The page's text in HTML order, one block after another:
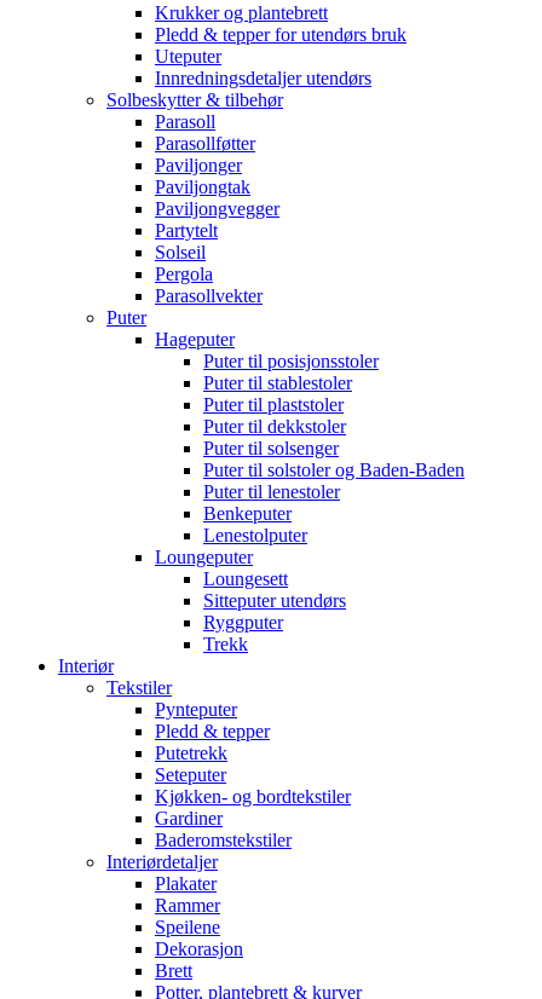
Krukker og plantebrett
Pledd & tepper for utendørs bruk
Uteputer
Innredningsdetaljer utendørs
Solbeskytter & tilbehør
Parasoll
Parasollføtter
Paviljonger
Paviljongtak
Paviljongvegger
Partytelt
Solseil
Pergola
Parasollvekter
Puter
Hageputer
Puter til posisjonsstoler
Puter til stablestoler
Puter til plaststoler
Puter til dekkstoler
Puter til solsenger
Puter til solstoler og Baden-Baden
Puter til lenestoler
Benkeputer
Lenestolputer
Loungeputer
Loungesett
Sitteputer utendørs
Ryggputer
Trekk
Interiør
Tekstiler
Pynteputer
Pledd & tepper
Putetrekk
Seteputer
Kjøkken- og bordtekstiler
Gardiner
Baderomstekstiler
Interiørdetaljer
Plakater
Rammer
Speilene
Dekorasjon
Brett
Potter, plantebrett & kurver